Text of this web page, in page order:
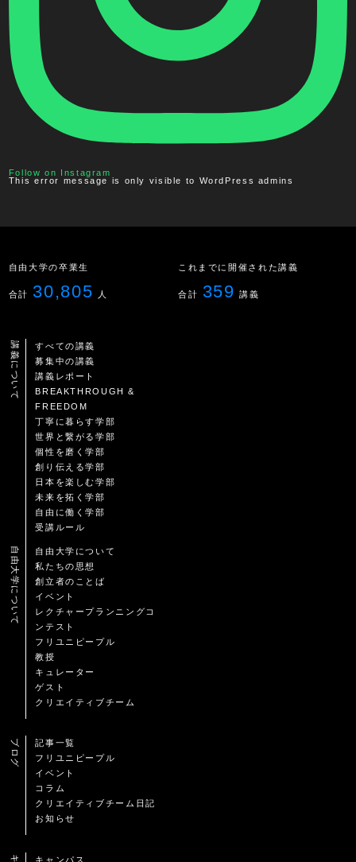
Follow on Instagram
This error message is only visible to WordPress admins
自由大学の卒業生
合計 30,805 人
これまでに開催された講義
合計 359 講義
講義について
すべての講義
募集中の講義
講義レポート
BREAKTHROUGH &
FREEDOM
丁寧に暮らす学部
世界と繋がる学部
個性を磨く学部
創り伝える学部
日本を楽しむ学部
未来を拓く学部
自由に働く学部
受講ルール
自由大学について
自由大学について
私たちの思想
創立者のことば
イベント
レクチャープランニングコ
ンテスト
フリユニピープル
教授
キュレーター
ゲスト
クリエイティブチーム
ブログ
記事一覧
フリユニピープル
イベント
コラム
クリエイティブチーム日記
お知らせ
キャンパス